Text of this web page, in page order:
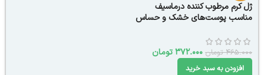
ژل کرم مرطوب کننده درماسیف
مناسب پوست‌های خشک و حساس
465.000 تومان 372.000تومان
افزودن به سبد خرید